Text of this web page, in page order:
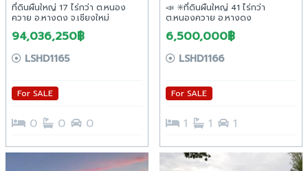
ที่ดินผืนใหญ่ 17 ไร่กว่า ต.หนอง
ควาย อ.หางดง จ.เชียงใหม่
94,036,250฿
LSHD1165
For SALE
0 0 0
📣 ✳️ที่ดินผืนใหญ่ 41 ไร่กว่า
ต.หนองควาย อ.หางดง
6,500,000฿
LSHD1166
For SALE
1 1 1